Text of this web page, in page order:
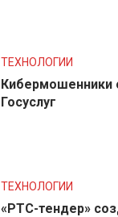
ТЕХНОЛОГИИ
Кибермошенники
Госуслуг
ТЕХНОЛОГИИ
«РТС-тендер»